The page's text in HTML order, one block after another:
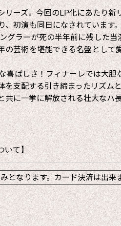
ーズ。今回のLP化にあたり新
初演も同日になされています
グラーが死の半年前に残した
の芸術を堪能できる名盤とし
ばしさ！フィナーレでは大胆
を支配する引き締まったリズ
共に一挙に解放される壮大なハ
扱いについて】
となります。カード決済は出来